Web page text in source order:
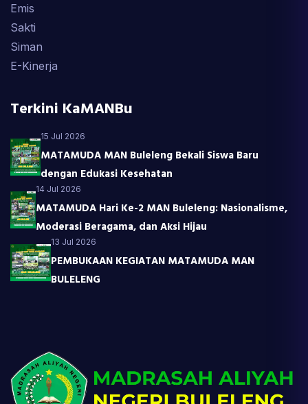
Emis
Sakti
Siman
E-Kinerja
Terkini KaMANBu
15 Jul 2026
MATAMUDA MAN Buleleng Bekali Siswa Baru
dengan Edukasi Kesehatan
14 Jul 2026
MATAMUDA Hari Ke-2 MAN Buleleng: Nasionalisme,
Moderasi Beragama, dan Aksi Hijau
13 Jul 2026
PEMBUKAAN KEGIATAN MATAMUDA MAN
BULELENG